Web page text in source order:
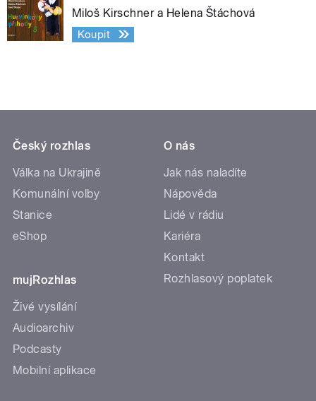
Miloš Kirschner a Helena Štáchová
Koupit
Český rozhlas
Válka na Ukrajině
Komunální volby
Stanice
eShop
mujRozhlas
Živé vysílání
Audioarchiv
Podcasty
Mobilní aplikace
O nás
Jak nás naladíte
Nápověda
Lidé v rádiu
Kariéra
Kontakt
Rozhlasový poplatek